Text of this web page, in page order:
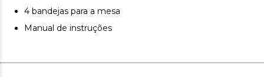
4 bandejas para a mesa
Manual de instruções